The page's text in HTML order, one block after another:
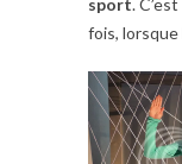
fois, lorsque